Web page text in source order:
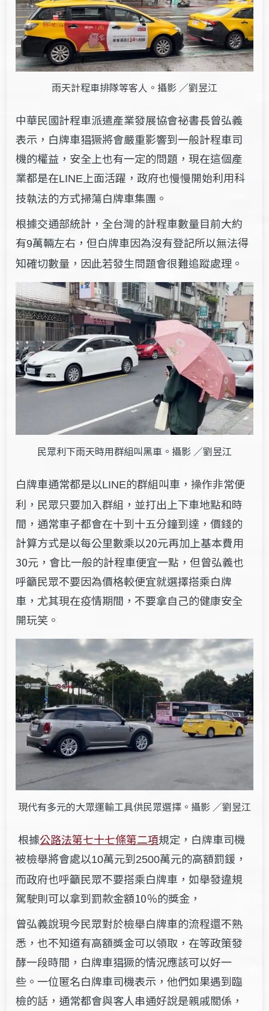
雨天計程車排隊等客人。攝影 ／劉昱江
中華民國計程車派遣產業發展協會祕書長曾弘義
表示，白牌車猖獗將會嚴重影響到一般計程車司
機的權益，安全上也有一定的問題，現在這個產
業都是在LINE上面活躍，政府也慢慢開始利用科
技執法的方式掃蕩白牌車集團。
根據交通部統計，全台灣的計程車數量目前大約
有9萬輛左右，但白牌車因為沒有登記所以無法得
知確切數量，因此若發生問題會很難追蹤處理。
民眾利下雨天時用群組叫黑車。攝影 ／劉昱江
白牌車通常都是以LINE的群組叫車，操作非常便
利，民眾只要加入群組，並打出上下車地點和時
間，通常車子都會在十到十五分鐘到達，價錢的
計算方式是以每公里數乘以20元再加上基本費用
30元，會比一般的計程車便宜一點，但曾弘義也
呼籲民眾不要因為價格較便宜就選擇搭乘白牌
車，尤其現在疫情期間，不要拿自己的健康安全
開玩笑 。
現代有多元的大眾運輸工具供民眾選擇。攝影 ／劉昱江
根據公路法第七十七條第二項規定，白牌車司機
被檢舉將會處以10萬元到2500萬元的高額罰鍰，
而政府也呼籲民眾不要搭乘白牌車，如舉發違規
駕駛則可以拿到罰款金額10％的獎金，
曾弘義說現今民眾對於檢舉白牌車的流程還不熟
悉，也不知道有高額獎金可以領取，在等政策發
酵一段時間，白牌車猖獗的情況應該可以好一
些。一位匿名白牌車司機表示，他們如果遇到臨
檢的話，通常都會與客人串通好說是親戚關係，